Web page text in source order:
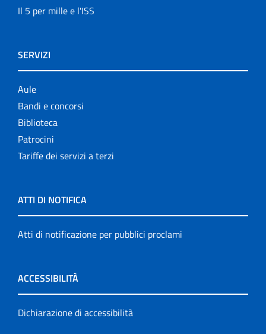
Il 5 per mille e l'ISS
SERVIZI
Aule
Bandi e concorsi
Biblioteca
Patrocini
Tariffe dei servizi a terzi
ATTI DI NOTIFICA
Atti di notificazione per pubblici proclami
ACCESSIBILITÀ
Dichiarazione di accessibilità